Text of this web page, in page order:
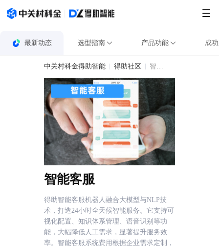
最新动态 选型指南 产品功能 成
中关村科金得助智能 得助社区 智能客服
智能客服
得助智能客服机器人融合大模型与NLP技
术，打造24小时全天候智能服务。它支持可
视化配置、知识体系管理、语音识别等功
能，大幅降低人工需求，显著提升服务效
率。智能客服系统费用根据企业需求定制，